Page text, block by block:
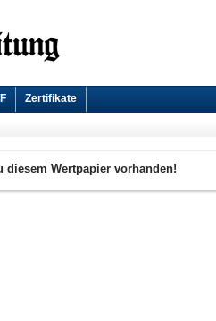
Zertifikate
diesem Wertpapier vorhanden!